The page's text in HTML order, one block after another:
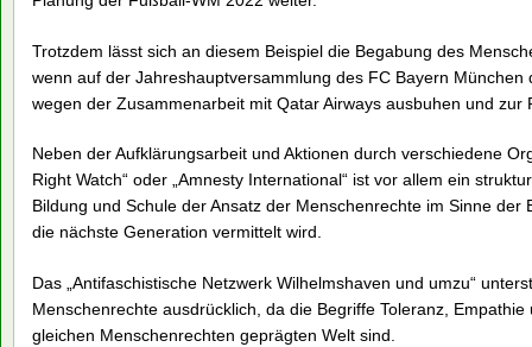
Trotzdem lässt sich an diesem Beispiel die Begabung des
wenn auf der Jahreshauptversammlung des FC Bayern München
wegen der Zusammenarbeit mit Qatar Airways ausbuhen und zur
Neben der Aufklärungsarbeit und Aktionen durch verschiedene
Right Watch“ oder „Amnesty International“ ist vor allem ein
Bildung und Schule der Ansatz der Menschenrechte im Sinne
die nächste Generation vermittelt wird.
Das „Antifaschistische Netzwerk Wilhelmshaven und umzu“
Menschenrechte ausdrücklich, da die Begriffe Toleranz,
gleichen Menschenrechten geprägten Welt sind.